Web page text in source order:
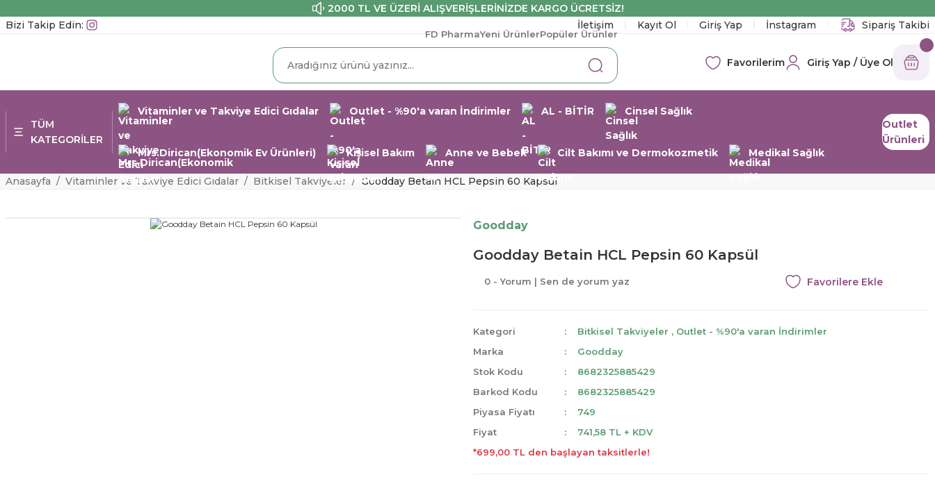
2000 TL VE ÜZERİ ALIŞVERİŞLERİNİZDE KARGO ÜCRETSİZ!
Bizi Takip Edin:
İletişim Kayıt Ol Giriş Yap İnstagram Sipariş Takibi
FD PharmaYeni ÜrünlerPopüler Ürünler
Favorilerim Giriş Yap / Üye Ol
TÜM
KATEGORİLER
Vitaminler ve Takviye Edici Gıdalar Outlet - %90'a varan İndirimler AL - BİTİR Cinsel Sağlık
Mrs.Dirican(Ekonomik Ev Ürünleri) Kişisel Bakım Anne ve Bebek Cilt Bakımı ve Dermokozmetik Medikal Sağlık
Outlet
Ürünleri
Anasayfa Vitaminler ve Takviye Edici Gıdalar Bitkisel Takviyeler Goodday Betain HCL Pepsin 60 Kapsül
Goodday
Goodday Betain HCL Pepsin 60 Kapsül
0 - Yorum | Sen de yorum yaz
Kategori Bitkisel Takviyeler , Outlet - %90'a varan İndirimler
Marka
Goodday
Stok Kodu
8682325885429
Barkod Kodu
8682325885429
Piyasa Fiyatı
749
Fiyat
741,58 TL + KDV
*699,00 TL den başlayan taksitlerle!